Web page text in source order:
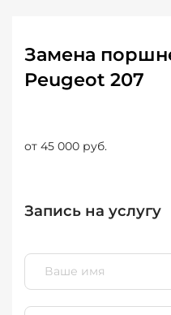
Замена
Peugeot 207
от 45 000 руб.
Запись на услугу